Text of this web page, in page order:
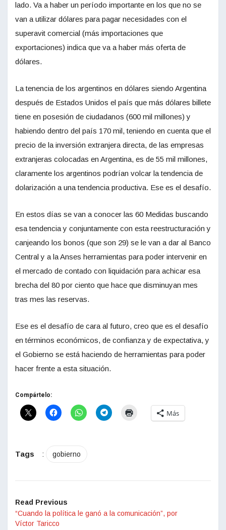
lado. Va a haber un período importante en los que no se
van a utilizar dólares para pagar necesidades con el
superavit comercial (más importaciones que
exportaciones) indica que va a haber más oferta de
dólares.
La tenencia de los argentinos en dólares siendo Argentina
después de Estados Unidos el país que más dólares billete
tiene en posesión de ciudadanos (600 mil millones) y
habiendo dentro del país 170 mil, teniendo en cuenta que el
precio de la inversión extranjera directa, de las empresas
extranjeras colocadas en Argentina, es de 55 mil millones,
claramente los argentinos podrían volcar la tendencia de
dolarización a una tendencia productiva. Ese es el desafío.
En estos días se van a conocer las 60 Medidas buscando
esa tendencia y conjuntamente con esta reestructuración y
canjeando los bonos (que son 29) se le van a dar al Banco
Central y a la Anses herramientas para poder intervenir en
el mercado de contado con liquidación para achicar esa
brecha del 80 por ciento que hace que disminuyan mes
tras mes las reservas.
Ese es el desafío de cara al futuro, creo que es el desafío
en términos económicos, de confianza y de expectativa, y
el Gobierno se está haciendo de herramientas para poder
hacer frente a esta situación.
Compártelo:
Más
Tags : gobierno
Read Previous
“Cuando la política le ganó a la comunicación”, por
Víctor Taricco